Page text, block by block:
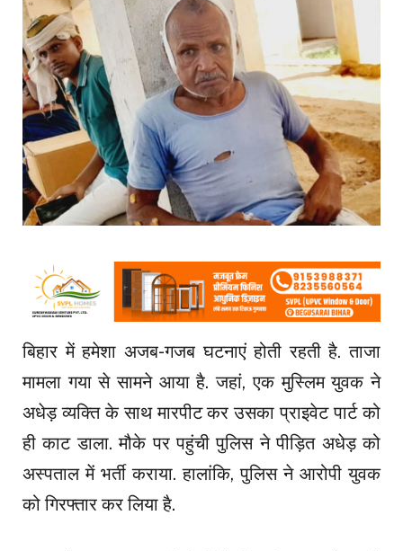
बिहार में हमेशा अजब-गजब घटनाएं होती रहती है. ताजा
मामला गया से सामने आया है. जहां, एक मुस्लिम युवक ने
अधेड़ व्यक्ति के साथ मारपीट कर उसका प्राइवेट पार्ट को
ही काट डाला. मौके पर पहुंची पुलिस ने पीड़ित अधेड़ को
अस्पताल में भर्ती कराया. हालांकि, पुलिस ने आरोपी युवक
को गिरफ्तार कर लिया है.